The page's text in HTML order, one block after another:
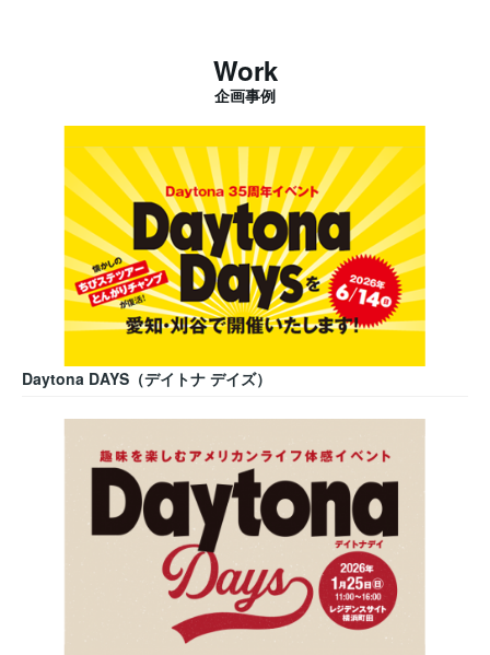
Work
企画事例
Daytona DAYS（デイトナ デイズ）